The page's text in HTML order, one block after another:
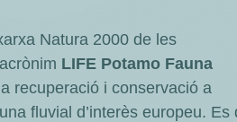
Natura 2000 de les
LIFE Potamo Fauna
recuperació i conservació a
fluvial d’interès europeu. Es